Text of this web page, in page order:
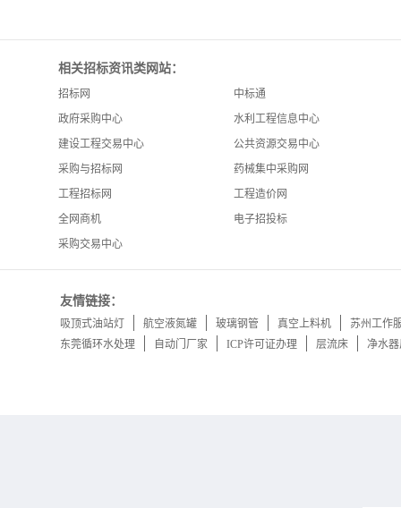
相关招标资讯类网站：
招标网
中标通
政府采购中心
水利工程信息中心
建设工程交易中心
公共资源交易中心
采购与招标网
药械集中采购网
工程招标网
工程造价网
全网商机
电子招投标
采购交易中心
友情链接：
吸顶式油站灯 航空液氮罐 玻璃钢管 真空上料机
苏州工作
东莞循环水处理
自动门厂家 ICP许可证办理 层流床 净水